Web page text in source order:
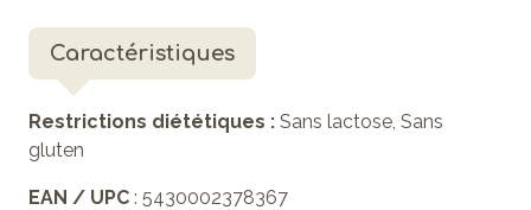
Caractéristiques
Restrictions diététiques : Sans lactose, Sans
gluten
EAN / UPC : 5430002378367